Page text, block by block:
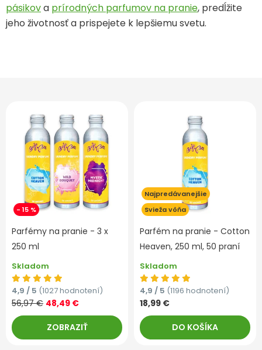
pásikova prírodných parfumov na pranie, predĺžite
jeho životnosť a prispejete k lepšiemu svetu.
- 15 %
Parfémy na pranie - 3 x
250 ml
Skladom
4,9 / 5 (1027 hodnotení)
56,97 € 48,49 €
ZOBRAZIŤ
Najpredávanejšie
Svieža vôňa
Parfém na pranie - Cotton
Heaven, 250 ml, 50 praní
Skladom
4,9 / 5 (1196 hodnotení)
18,99 €
DO KOŠÍKA